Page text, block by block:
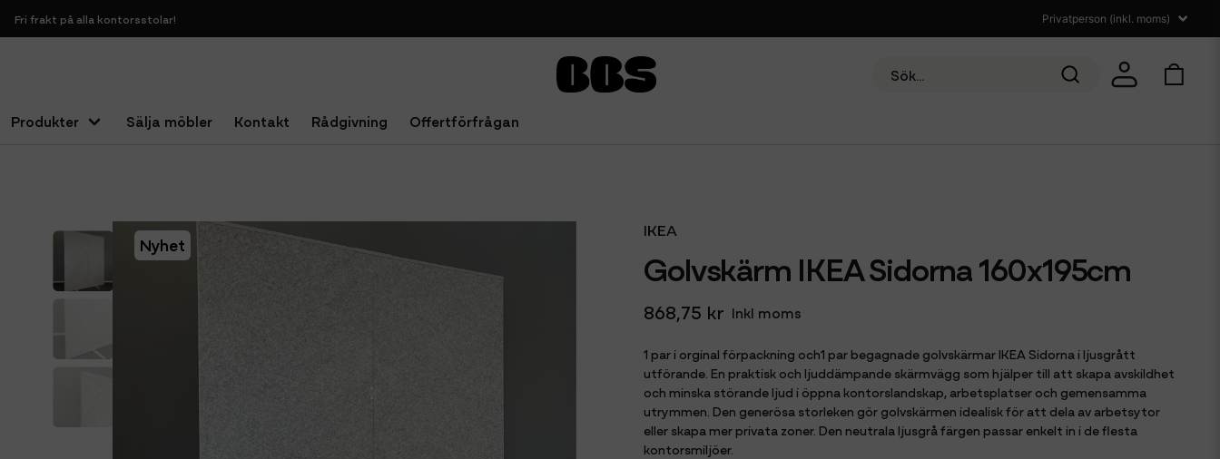
Fri frakt på alla kontorsstolar!
Produkter Sälja möbler Kontakt Rådgivning Offertförfrågan
Hem Ljudabsorbenter Golvskärmväggar Golvskärm IKEA Sidorna 160x195cm
Nyhet
IKEA
Golvskärm IKEA Sidorna 160x195cm
868,75 kr Inkl moms
1 par i orginal förpackning och1 par begagnade golvskärmar IKEA Sidorna i ljusgrått
utförande. En praktisk och ljuddämpande skärmvägg som hjälper till att skapa avskildhet
och minska störande ljud i öppna kontorslandskap, arbetsplatser och gemensamma
utrymmen. Den generösa storleken gör golvskärmen idealisk för att dela av arbetsytor
eller skapa mer privata zoner. Den neutrala ljusgrå färgen passar enkelt in i de flesta
kontorsmiljöer.